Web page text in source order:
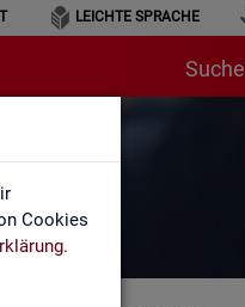
Cookies
.
LEICHTE SPRACHE
Suche